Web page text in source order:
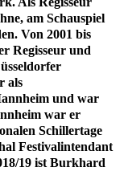
am Schauspiel
Von 2001 bis
Regisseur und
als
und war
war er
Schillertage
Festivalintendant
19 ist Burkhard